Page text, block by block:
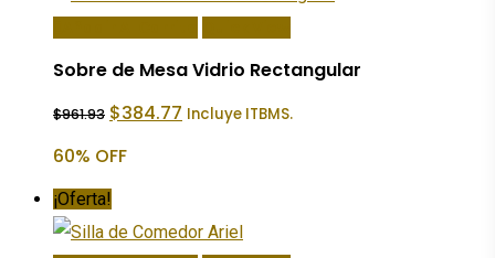
Sobre de Mesa Vidrio Rectangular
$961.93 El
precio
era:
$384.77 El
precio
Incluye ITBMS.
60% OFF
¡Oferta!